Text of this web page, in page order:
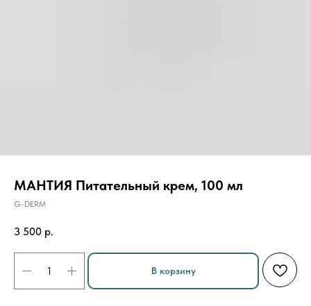
МАНТИЯ Питательный крем, 100 мл
G-DERM
3 500 р.
В корзину